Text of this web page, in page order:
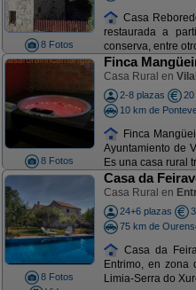
8 Fotos
Casa
restaurada a
conserva, entre
8 Fotos
Finca
Casa Rural en
2-8 plazas
20
10 km de
Finca
Ayuntamiento de
Es una casa rural
8 Fotos
Casa da
Casa Rural en
24+6 plazas
75 km de
Casa da
Entrimo, en zona
Limia-Serra do